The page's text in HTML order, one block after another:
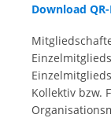
Download
Kollektiv bzw.